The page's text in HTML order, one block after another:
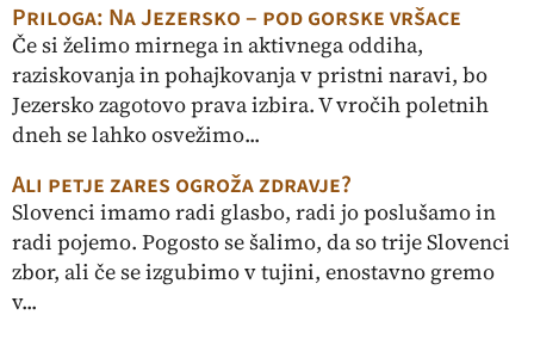
Priloga: Na Jezersko – pod gorske vršace
Če si želimo mirnega in aktivnega oddiha,
raziskovanja in pohajkovanja v pristni naravi, bo
Jezersko zagotovo prava izbira. V vročih poletnih
dneh se lahko osvežimo...
Ali petje zares ogroža zdravje?
Slovenci imamo radi glasbo, radi jo poslušamo in
radi pojemo. Pogosto se šalimo, da so trije Slovenci
zbor, ali če se izgubimo v tujini, enostavno gremo
v...